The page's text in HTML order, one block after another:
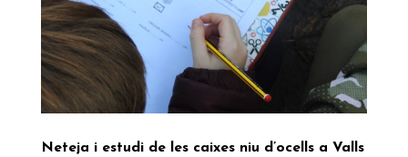
Neteja i estudi de les caixes niu d’ocells a Valls